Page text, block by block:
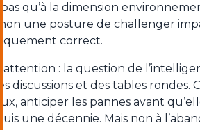
qu’à la dimension
une posture de challenger
correct.
: la question de
discussions et des tables rondes.
anticiper les pannes avant
une décennie. Mais non à